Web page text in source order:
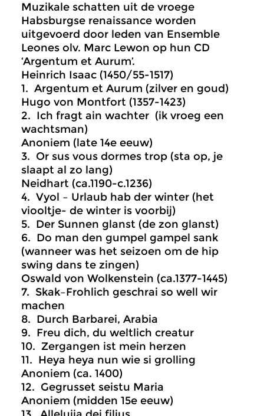
Muzikale schatten uit de vroege
Habsburgse renaissance worden
uitgevoerd door leden van Ensemble
Leones olv. Marc Lewon op hun CD
‘Argentum et Aurum’.
Heinrich Isaac (1450/55-1517)
1. Argentum et Aurum (zilver en goud)
Hugo von Montfort (1357-1423)
2. Ich fragt ain wachter (ik vroeg een
wachtsman)
Anoniem (late 14e eeuw)
3. Or sus vous dormes trop (sta op, je
slaapt al zo lang)
Neidhart (ca.1190-c.1236)
4. Vyol – Urlaub hab der winter (het
viooltje- de winter is voorbij)
5. Der Sunnen glanst (de zon glanst)
6. Do man den gumpel gampel sank
(wanneer was het seizoen om de hip
swing dans te zingen)
Oswald von Wolkenstein (ca.1377-1445)
7. Skak–Frohlich geschrai so well wir
machen
8. Durch Barbarei, Arabia
9. Freu dich, du weltlich creatur
10. Zergangen ist mein herzen
11. Heya heya nun wie si grolling
Anoniem (ca. 1400)
12. Gegrusset seistu Maria
Anoniem (midden 15e eeuw)